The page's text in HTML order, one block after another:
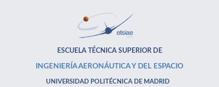
ESCUELA TÉCNICA SUPERIOR DE
INGENIERÍA AERONÁUTICA Y DEL ESPACIO
UNIVERSIDAD POLITÉCNICA DE MADRID